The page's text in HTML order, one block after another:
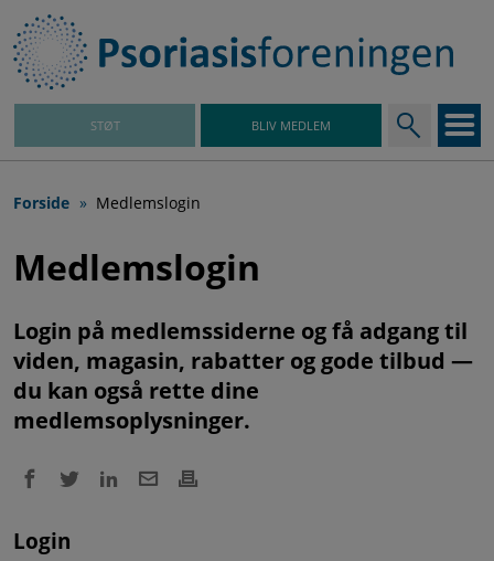
til
hovedindhold
STØT BLIV MEDLEM
Hovedmenu
Brødkrumme
Forside Medlemslogin
Medlemslogin
Login på medlemssiderne og få adgang til
viden, magasin, rabatter og gode tilbud —
du kan også rette dine
medlemsoplysninger.
Login